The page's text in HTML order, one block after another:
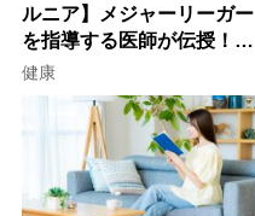
ルニア】メジャーリーガー
を指導する医師が伝授！腰
痛を自力で治す運動療法4
健康